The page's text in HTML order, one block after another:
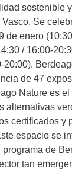
sostenible
Se
de enero
/ 16:00-
20:00).
de 47
Nature es
alternativas
certificados y
espacio se
de
tan